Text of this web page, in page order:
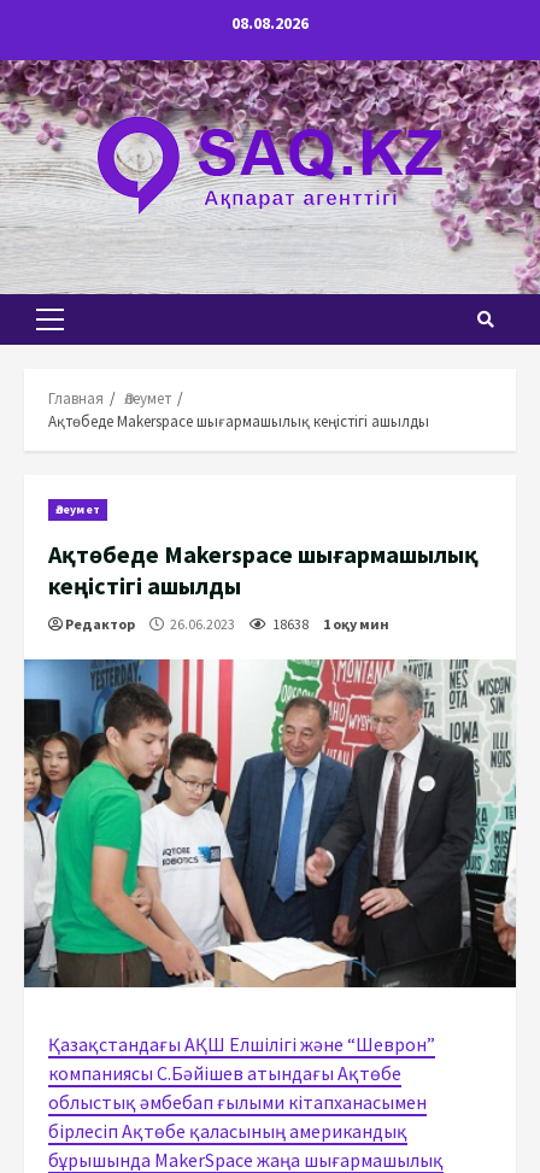
содержимому
08.08.2026
Основное
Главная
Әлеумет
Ақтөбеде Makerspace шығармашылық кеңістігі ашылды
Әлеумет
Ақтөбеде Makerspace шығармашылық
кеңістігі ашылды
Редактор 26.06.2023 18638 1 оқу мин
Қазақстандағы АҚШ Елшілігі және “Шеврон”
компаниясы C.Бәйішев атындағы Ақтөбе
облыстық әмбебап ғылыми кітапханасымен
бірлесіп Ақтөбе қаласының американдық
бұрышында MakerSpace жаңа шығармашылық